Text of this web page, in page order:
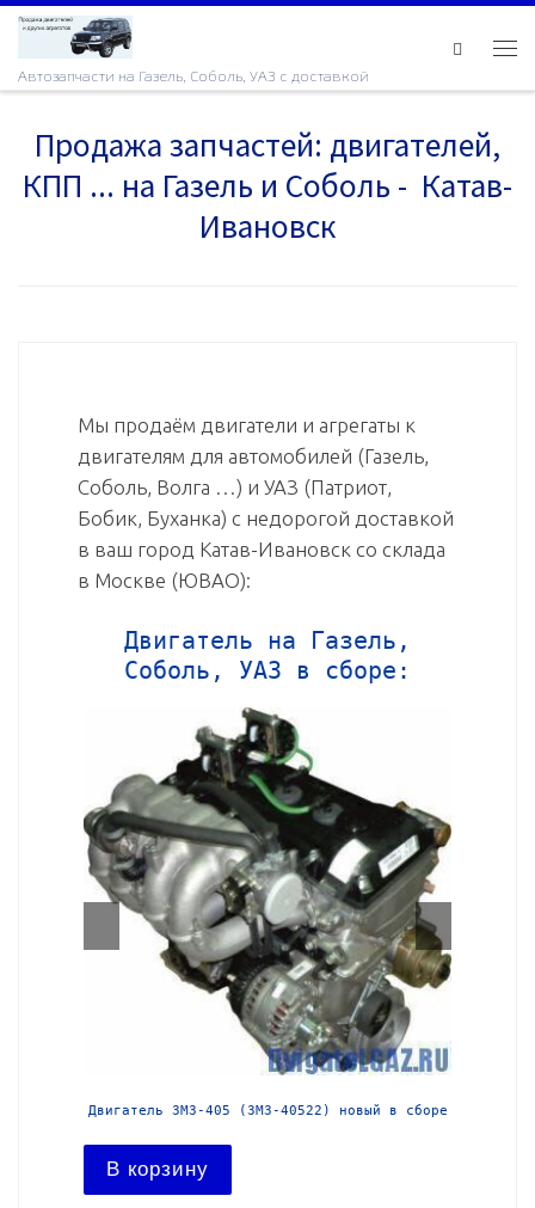
Skip to content
Автозапчасти на Газель, Соболь, УАЗ с доставкой
Продажа запчастей: двигателей,
КПП ... на Газель и Соболь - Катав-
Ивановск
Мы продаём двигатели и агрегаты к
двигателям для автомобилей (Газель,
Соболь, Волга …) и УАЗ (Патриот,
Бобик, Буханка) с недорогой доставкой
в ваш город Катав-Ивановск со склада
в Москве (ЮВАО):
Двигатель на Газель,
Соболь, УАЗ в сборе:
Двигатель ЗМЗ-405 (ЗМЗ-40522) новый в сборе
В корзину